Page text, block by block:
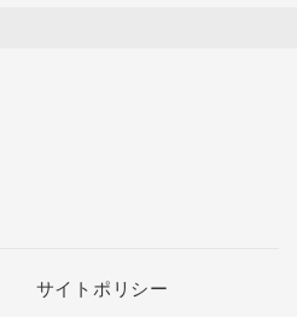
サイトポリシー